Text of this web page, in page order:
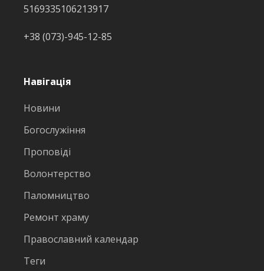
5169335106213917
+38 (073)-945-12-85
Навігація
Новини
Богослужіння
Проповіді
Волонтерство
Паломництво
Ремонт храму
Православний календар
Теги